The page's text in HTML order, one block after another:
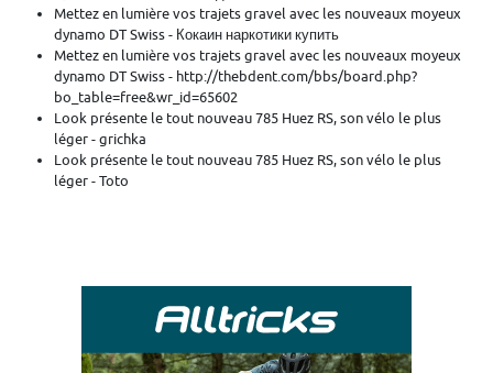
Mettez en lumière vos trajets gravel avec les nouveaux moyeux
dynamo DT Swiss - Кокаин наркотики купить
Mettez en lumière vos trajets gravel avec les nouveaux moyeux
dynamo DT Swiss - http://thebdent.com/bbs/board.php?
bo_table=free&wr_id=65602
Look présente le tout nouveau 785 Huez RS, son vélo le plus
léger - grichka
Look présente le tout nouveau 785 Huez RS, son vélo le plus
léger - Toto